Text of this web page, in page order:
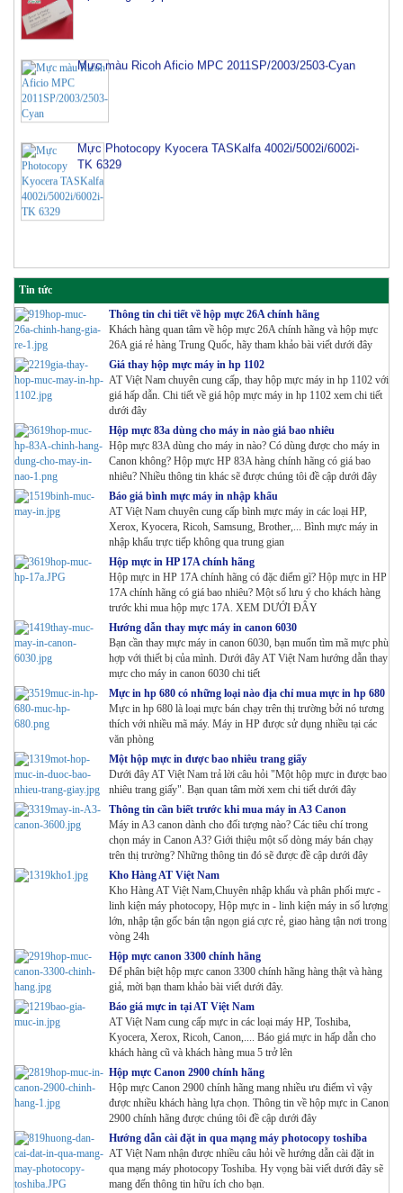
TK 6329
Tin tức
Thông tin chi tiết về hộp mực 26A chính hãng
Khách hàng quan tâm về hộp mực 26A chính hãng và hộp mực
26A giá rẻ hàng Trung Quốc, hãy tham khảo bài viết dưới đây
Giá thay hộp mực máy in hp 1102
AT Việt Nam chuyên cung cấp, thay hộp mực máy in hp 1102 với
giá hấp dẫn. Chi tiết về giá hộp mực máy in hp 1102 xem chi tiết
dưới đây
Hộp mực 83a dùng cho máy in nào giá bao nhiêu
Hộp mực 83A dùng cho máy in nào? Có dùng được cho máy in
Canon không? Hộp mực HP 83A hàng chính hãng có giá bao
nhiêu? Nhiều thông tin khác sẽ được chúng tôi đề cập dưới đây
Báo giá bình mực máy in nhập khẩu
AT Việt Nam chuyên cung cấp bình mực máy in các loại HP,
Xerox, Kyocera, Ricoh, Samsung, Brother,... Bình mực máy in
nhập khẩu trực tiếp không qua trung gian
Hộp mực in HP 17A chính hãng
Hộp mực in HP 17A chính hãng có đặc điểm gì? Hộp mực in HP
17A chính hãng có giá bao nhiêu? Một số lưu ý cho khách hàng
trước khi mua hộp mực 17A. XEM DƯỚI ĐÂY
Hướng dẫn thay mực máy in canon 6030
Bạn cần thay mực máy in canon 6030, bạn muốn tìm mã mực phù
hợp với thiết bị của mình. Dưới đây AT Việt Nam hướng dẫn thay
mực cho máy in canon 6030 chi tiết
Mực in hp 680 có những loại nào địa chỉ mua mực in hp 680
Mực in hp 680 là loại mực bán chạy trên thị trường bởi nó tương
thích với nhiều mã máy. Máy in HP được sử dụng nhiều tại các
văn phòng
Một hộp mực in được bao nhiêu trang giấy
Dưới đây AT Việt Nam trả lời câu hỏi "Một hộp mực in được bao
nhiêu trang giấy". Bạn quan tâm mời xem chi tiết dưới đây
Thông tin cần biết trước khi mua máy in A3 Canon
Máy in A3 canon dành cho đối tượng nào? Các tiêu chí trong
chọn máy in Canon A3? Giới thiệu một số dòng máy bán chạy
trên thị trường? Những thông tin đó sẽ được đề cập dưới đây
Kho Hàng AT Việt Nam
Kho Hàng AT Việt Nam,Chuyên nhập khẩu và phân phối mực -
linh kiện máy photocopy, Hộp mực in - linh kiện máy in số lượng
lớn, nhập tận gốc bán tận ngọn giá cực rẻ, giao hàng tận nơi trong
vòng 24h
Hộp mực canon 3300 chính hãng
Để phân biệt hộp mực canon 3300 chính hãng hàng thật và hàng
giả, mời bạn tham khảo bài viết dưới đây.
Báo giá mực in tại AT Việt Nam
AT Việt Nam cung cấp mực in các loại máy HP, Toshiba,
Kyocera, Xerox, Ricoh, Canon,.... Báo giá mực in hấp dẫn cho
khách hàng cũ và khách hàng mua 5 trở lên
Hộp mực Canon 2900 chính hãng
Hộp mực Canon 2900 chính hãng mang nhiều ưu điểm vì vậy
được nhiều khách hàng lựa chọn. Thông tin về hộp mực in Canon
2900 chính hãng được chúng tôi đề cập dưới đây
Hướng dẫn cài đặt in qua mạng máy photocopy toshiba
AT Việt Nam nhận được nhiều câu hỏi về hướng dẫn cài đặt in
qua mạng máy photocopy Toshiba. Hy vọng bài viết dưới đây sẽ
mang đến thông tin hữu ích cho bạn.